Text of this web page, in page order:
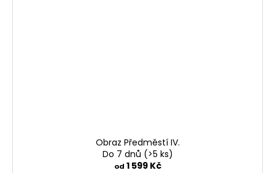
Obraz Předměstí IV.
Do 7 dnů (>5 ks)
od 1 599 Kč